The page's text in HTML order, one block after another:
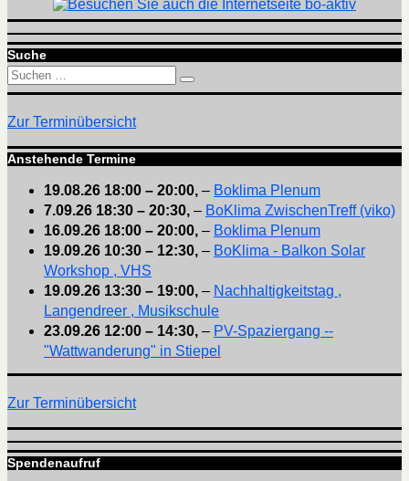
Suche
Suchen
nach:
Suchen
Zur Terminübersicht
Anstehende Termine
19.08.26 18:00 – 20:00, – Boklima Plenum
7.09.26 18:30 – 20:30, – BoKlima ZwischenTreff (viko)
16.09.26 18:00 – 20:00, – Boklima Plenum
19.09.26 10:30 – 12:30, – BoKlima - Balkon Solar
Workshop , VHS
19.09.26 13:30 – 19:00, – Nachhaltigkeitstag ,
Langendreer , Musikschule
23.09.26 12:00 – 14:30, – PV-Spaziergang --
"Wattwanderung" in Stiepel
Zur Terminübersicht
Spendenaufruf